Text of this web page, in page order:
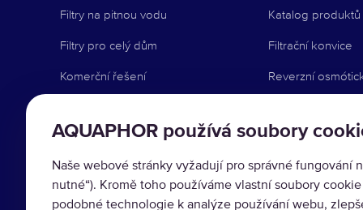
AQUAPHOR používá soubory
Naše webové stránky vyžadují pro správné fungování
nutné“). Kromě toho používáme vlastní soubory
podobné technologie k analýze používání webu,
Filtry na pitnou vodu
Filtry pro celý dům
Komerční řešení
Katalog produktů
Filtrační konvice
Reverzní
Kohoutkové
Předfiltrace
Příslušenství